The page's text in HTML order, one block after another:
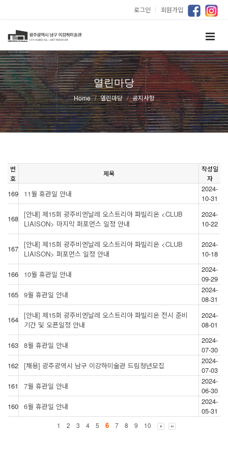
로그인 ｜ 회원가입
열린마당
Home 열린마당 공지사항
번
호
제목
작성일
자
169 11월 휴관일 안내
2024-
10-31
168 [안내] 제15회 광주비엔날레 오스트리아 파빌리온 <CLUB
LIAISON> 마지막 퍼포먼스 일정 안내
2024-
10-22
167 [안내] 제15회 광주비엔날레 오스트리아 파빌리온 <CLUB
LIAISON> 퍼포먼스 일정 안내
2024-
10-18
166 10월 휴관일 안내
2024-
09-29
165 9월 휴관일 안내
2024-
08-31
164 [안내] 제15회 광주비엔날레 오스트리아 파빌리온 전시 준비
기간 및 오픈일정 안내
2024-
08-01
163 8월 휴관일 안내
2024-
07-30
162 [채용] 광주광역시 남구 이강하미술관 드림청년모집
2024-
07-03
161
7월 휴관일 안내
2024-
06-30
160 6월 휴관일 안내
2024-
05-31
1 2 3 4 5 6 7 8 9 10